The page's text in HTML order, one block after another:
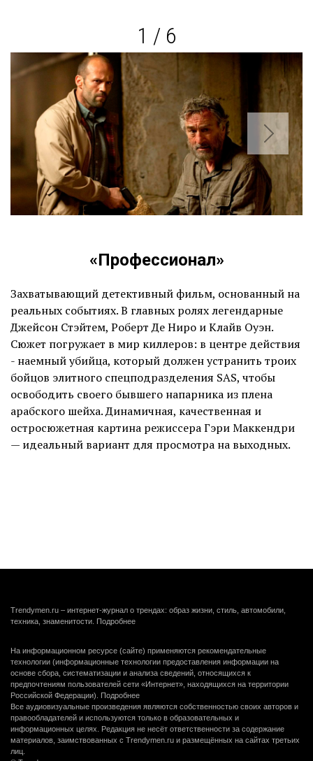
1 / 6
«Профессионал»
Захватывающий детективный фильм, основанный на
реальных событиях. В главных ролях легендарные
Джейсон Стэйтем, Роберт Де Ниро и Клайв Оуэн.
Сюжет погружает в мир киллеров: в центре действия
- наемный убийца, который должен устранить троих
бойцов элитного спецподразделения SAS, чтобы
освободить своего бывшего напарника из плена
арабского шейха. Динамичная, качественная и
остросюжетная картина режиссера Гэри Маккендри
— идеальный вариант для просмотра на выходных.
Trendymen.ru – интернет-журнал о трендах: образ жизни, стиль, автомобили,
техника, знаменитости. Подробнее
На информационном ресурсе (сайте) применяются рекомендательные
технологии (информационные технологии предоставления информации на
основе сбора, систематизации и анализа сведений, относящихся к
предпочтениям пользователей сети «Интернет», находящихся на территории
Российской Федерации). Подробнее
Все аудиовизуальные произведения являются собственностью своих авторов и
правообладателей и используются только в образовательных и
информационных целях. Редакция не несёт ответственности за содержание
материалов, заимствованных с Trendymen.ru и размещённых на сайтах третьих
лиц.